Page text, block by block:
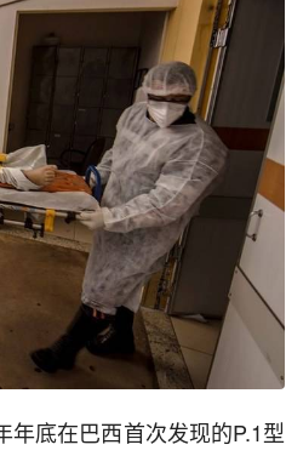
底在巴西首次发现的P.1型